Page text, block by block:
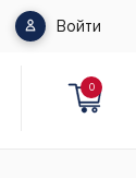
Войти
0